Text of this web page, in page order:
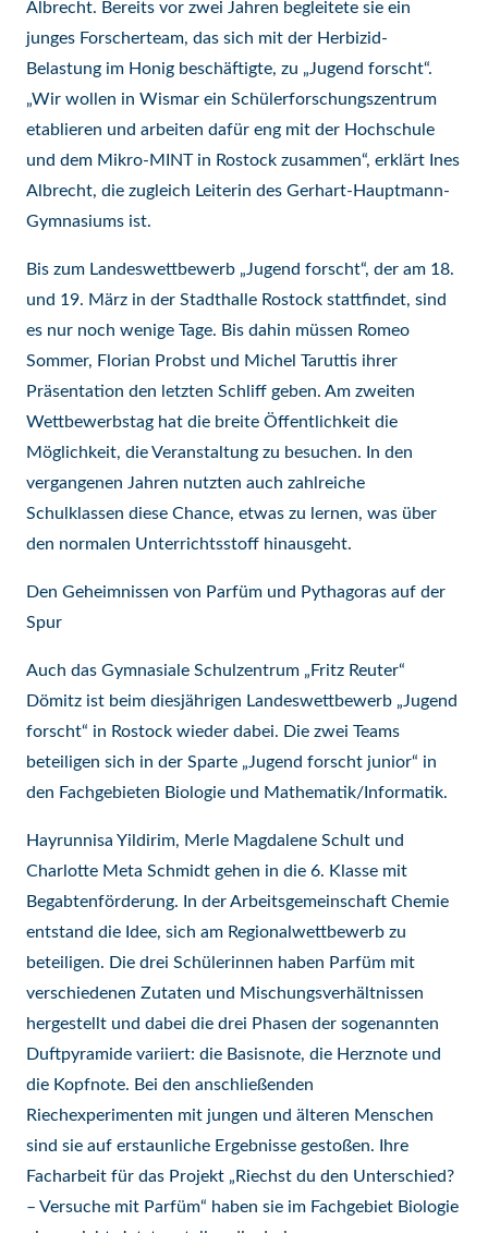
Albrecht. Bereits vor zwei Jahren begleitete sie ein
junges Forscherteam, das sich mit der Herbizid-
Belastung im Honig beschäftigte, zu „Jugend forscht“.
„Wir wollen in Wismar ein Schülerforschungszentrum
etablieren und arbeiten dafür eng mit der Hochschule
und dem Mikro-MINT in Rostock zusammen“, erklärt Ines
Albrecht, die zugleich Leiterin des Gerhart-Hauptmann-
Gymnasiums ist.
Bis zum Landeswettbewerb „Jugend forscht“, der am 18.
und 19. März in der Stadthalle Rostock stattfindet, sind
es nur noch wenige Tage. Bis dahin müssen Romeo
Sommer, Florian Probst und Michel Taruttis ihrer
Präsentation den letzten Schliff geben. Am zweiten
Wettbewerbstag hat die breite Öffentlichkeit die
Möglichkeit, die Veranstaltung zu besuchen. In den
vergangenen Jahren nutzten auch zahlreiche
Schulklassen diese Chance, etwas zu lernen, was über
den normalen Unterrichtsstoff hinausgeht.
Den Geheimnissen von Parfüm und Pythagoras auf der
Spur
Auch das Gymnasiale Schulzentrum „Fritz Reuter“
Dömitz ist beim diesjährigen Landeswettbewerb „Jugend
forscht“ in Rostock wieder dabei. Die zwei Teams
beteiligen sich in der Sparte „Jugend forscht junior“ in
den Fachgebieten Biologie und Mathematik/Informatik.
Hayrunnisa Yildirim, Merle Magdalene Schult und
Charlotte Meta Schmidt gehen in die 6. Klasse mit
Begabtenförderung. In der Arbeitsgemeinschaft Chemie
entstand die Idee, sich am Regionalwettbewerb zu
beteiligen. Die drei Schülerinnen haben Parfüm mit
verschiedenen Zutaten und Mischungsverhältnissen
hergestellt und dabei die drei Phasen der sogenannten
Duftpyramide variiert: die Basisnote, die Herznote und
die Kopfnote. Bei den anschließenden
Riechexperimenten mit jungen und älteren Menschen
sind sie auf erstaunliche Ergebnisse gestoßen. Ihre
Facharbeit für das Projekt „Riechst du den Unterschied?
– Versuche mit Parfüm“ haben sie im Fachgebiet Biologie